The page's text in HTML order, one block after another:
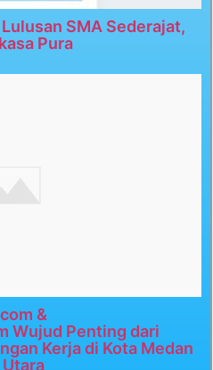
SMA Sederajat,
Pura
&
Wujud Penting dari
Kerja di Kota Medan